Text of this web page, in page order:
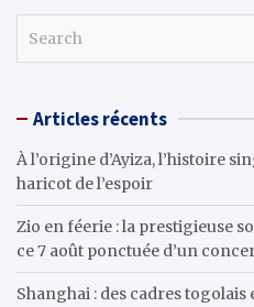
c
h
Articles récents
À l’origine d’Ayiza, l’histoire
haricot de l’espoir
Zio en féerie : la prestigieuse
ce 7 août ponctuée d’un
Shanghai : des cadres